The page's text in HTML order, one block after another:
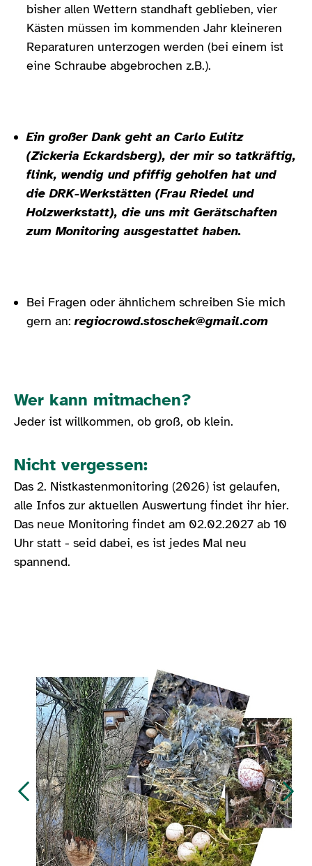
bisher allen Wettern standhaft geblieben, vier
Kästen müssen im kommenden Jahr kleineren
Reparaturen unterzogen werden (bei einem ist
eine Schraube abgebrochen z.B.).
Ein großer Dank geht an Carlo Eulitz
(Zickeria Eckardsberg), der mir so tatkräftig,
flink, wendig und pfiffig geholfen hat und
die DRK-Werkstätten (Frau Riedel und
Holzwerkstatt), die uns mit Gerätschaften
zum Monitoring ausgestattet haben.
Bei Fragen oder ähnlichem schreiben Sie mich
gern an:regiocrowd.stoschek@gmail.com
Wer kann mitmachen?
Jeder ist willkommen, ob groß, ob klein.
Nicht vergessen:
Das 2. Nistkastenmonitoring (2026) ist gelaufen,
alle Infos zur aktuellen Auswertung findet ihr hier.
Das neue Monitoring findet am 02.02.2027 ab 10
Uhr statt - seid dabei, es ist jedes Mal neu
spannend.